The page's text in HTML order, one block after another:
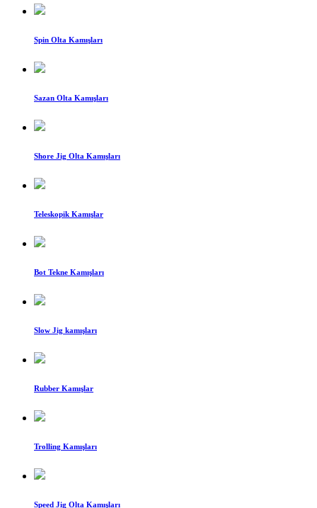
Spin Olta Kamışları
Sazan Olta Kamışları
Shore Jig Olta Kamışları
Teleskopik Kamışlar
Bot Tekne Kamışları
Slow Jig kamışları
Rubber Kamışlar
Trolling Kamışları
Speed Jig Olta Kamışları